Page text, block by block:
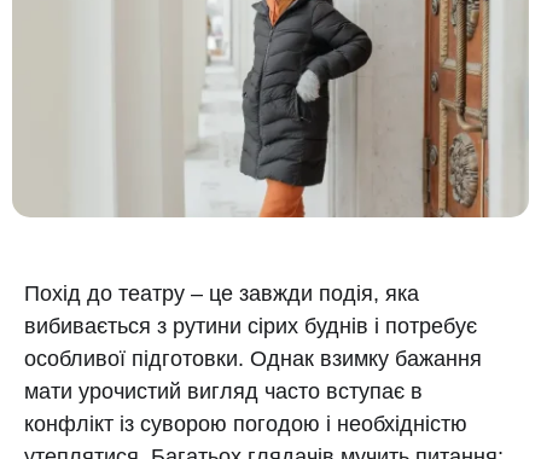
Похід до театру – це завжди подія, яка
вибивається з рутини сірих буднів і потребує
особливої підготовки. Однак взимку бажання
мати урочистий вигляд часто вступає в
конфлікт із суворою погодою і необхідністю